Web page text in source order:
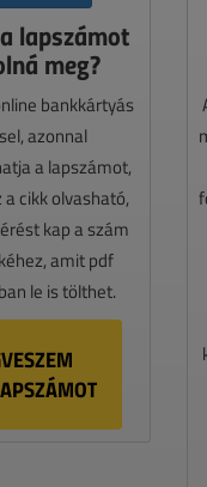
lapszámot
meg?
bankkártyás
azonnal
a lapszámot,
cikk olvasható,
kap a szám
amit pdf
le is tölthet.